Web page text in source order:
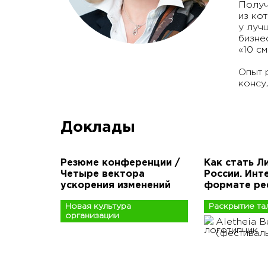
из
у
«10
Опыт
Доклады
Резюме конференции /
Четыре вектора
ускорения изменений
Новая культура
организации
Как стать
России.
формате
Раскрытие
Aletheia